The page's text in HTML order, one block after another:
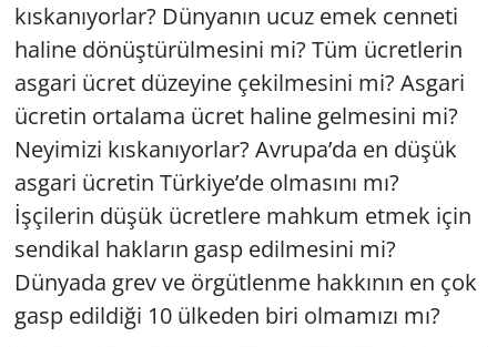
kıskanıyorlar? Dünyanın ucuz emek cenneti
haline dönüştürülmesini mi? Tüm ücretlerin
asgari ücret düzeyine çekilmesini mi? Asgari
ücretin ortalama ücret haline gelmesini mi?
Neyimizi kıskanıyorlar? Avrupa’da en düşük
asgari ücretin Türkiye’de olmasını mı?
İşçilerin düşük ücretlere mahkum etmek için
sendikal hakların gasp edilmesini mi?
Dünyada grev ve örgütlenme hakkının en çok
gasp edildiği 10 ülkeden biri olmamızı mı?